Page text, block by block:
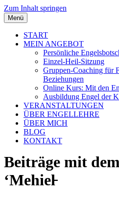
Zum Inhalt springen
Menü
START
MEIN ANGEBOT
Persönliche
Einzel-Heil-Sitzung
Gruppen-Coaching für
Beziehungen
Online Kurs: Mit den
Ausbildung Engel der
VERANSTALTUNGEN
ÜBER ENGELLEHRE
ÜBER MICH
BLOG
KONTAKT
Beiträge mit
‘Mehiel̵